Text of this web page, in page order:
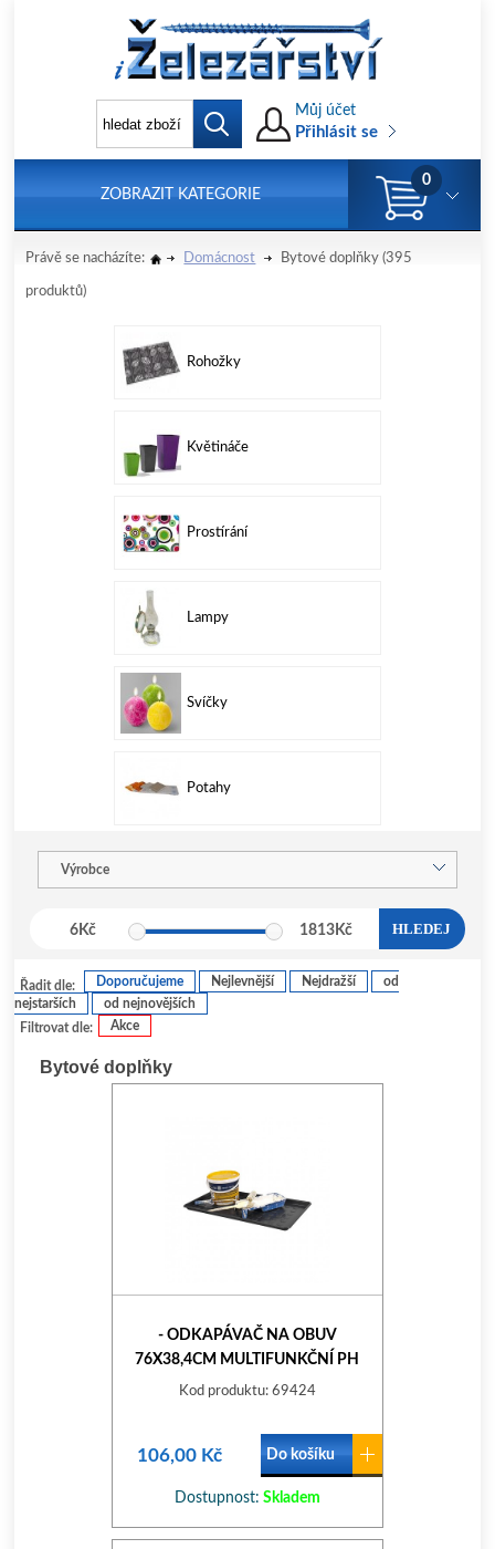
Můj účet
Přihlásit se
ZOBRAZIT KATEGORIE
0
Právě se nacházíte: Domácnost Bytové doplňky (395
produktů)
Rohožky
Květináče
Prostírání
Lampy
Svíčky
Potahy
Výrobce
6Kč 1813 Kč HLEDEJ
Filtrovat dle: Akce
Řadit dle: Doporučujeme Nejlevnější Nejdražší
od
nejstarších
od nejnovějších
Bytové doplňky
- ODKAPÁVAČ NA OBUV
76X38,4CM MULTIFUNKČNÍ PH
Kod produktu: 69424
106,00 Kč Do košíku
Dostupnost: Skladem